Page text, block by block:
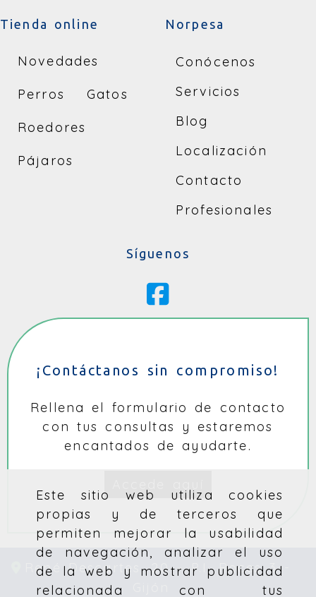
Este sitio web utiliza cookies
propias y de terceros que
permiten mejorar la usabilidad
de navegación, analizar el uso
de la web y mostrar publicidad
relacionada con tus
Tienda online
Novedades
Perros Gatos
Roedores
Pájaros
Norpesa
Conócenos
Servicios
Blog
Localización
Contacto
Profesionales
Síguenos
¡Contáctanos sin compromiso!
Rellena el formulario de contacto
con tus consultas y estaremos
encantados de ayudarte.
René Descartes, 20 – P.I. Roces 3 -